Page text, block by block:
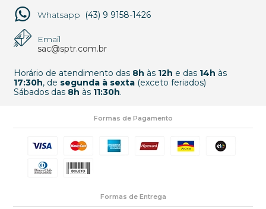
Whatsapp (43) 9 9158-1426
Email
sac@sptr.com.br
Horário de atendimento das 8h às 12h e das 14h às
17:30h, de segunda à sexta(exceto feriados)
Sábados das 8h às 11:30h.
Formas de Pagamento
Formas de Entrega